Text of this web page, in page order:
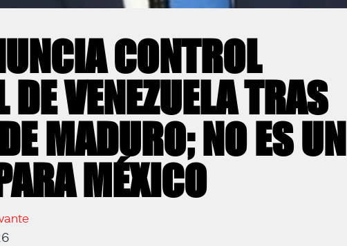
CONTROL
VENEZUELA TRAS
MADURO; NO ES UN
MÉXICO